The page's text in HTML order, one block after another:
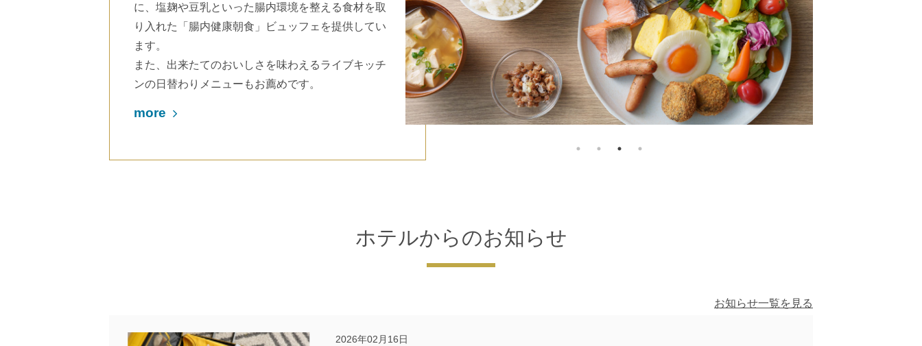
に、塩麹や豆乳といった腸内環境を整える食材を取
り入れた「腸内健康朝食」ビュッフェを提供してい
ます。
また、出来たてのおいしさを味わえるライブキッチ
ンの日替わりメニューもお薦めです。
more
ホテルからのお知らせ
お知らせ一覧を見る
2026年02月16日